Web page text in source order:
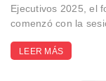
Ejecutivos 2025, el
comenzó con la
LEER MÁS